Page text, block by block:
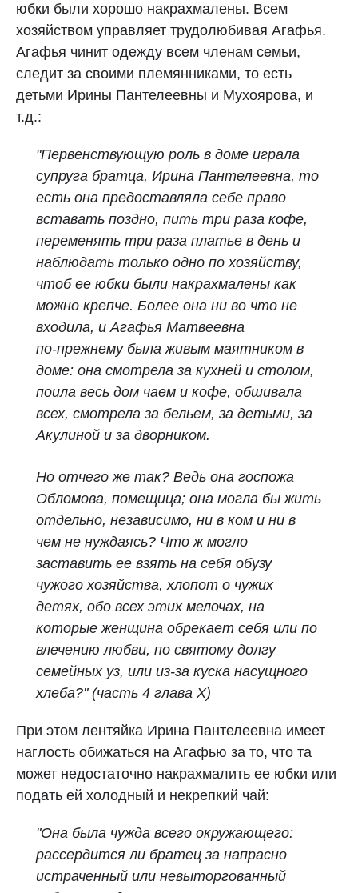
юбки были хорошо накрахмалены. Всем
хозяйством управляет трудолюбивая Агафья.
Агафья чинит одежду всем членам семьи,
следит за своими племянниками, то есть
детьми Ирины Пантелеевны и Мухоярова, и
т.д.:
"Первенствующую роль в доме играла
супруга братца, Ирина Пантелеевна, то
есть она предоставляла себе право
вставать поздно, пить три раза кофе,
переменять три раза платье в день и
наблюдать только одно по хозяйству,
чтоб ее юбки были накрахмалены как
можно крепче. Более она ни во что не
входила, и Агафья Матвеевна
по‑прежнему была живым маятником в
доме: она смотрела за кухней и столом,
поила весь дом чаем и кофе, обшивала
всех, смотрела за бельем, за детьми, за
Акулиной и за дворником.
Но отчего же так? Ведь она госпожа
Обломова, помещица; она могла бы жить
отдельно, независимо, ни в ком и ни в
чем не нуждаясь? Что ж могло
заставить ее взять на себя обузу
чужого хозяйства, хлопот о чужих
детях, обо всех этих мелочах, на
которые женщина обрекает себя или по
влечению любви, по святому долгу
семейных уз, или из‑за куска насущного
хлеба?" (часть 4 глава X)
При этом лентяйка Ирина Пантелеевна имеет
наглость обижаться на Агафью за то, что та
может недостаточно накрахмалить ее юбки или
подать ей холодный и некрепкий чай:
"Она была чужда всего окружающего:
рассердится ли братец за напрасно
истраченный или невыторгованный